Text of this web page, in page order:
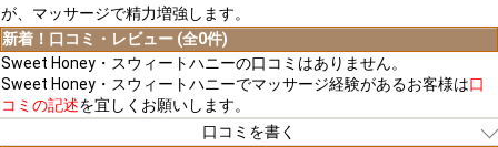
が、マッサージで精力増強します。
新着！口コミ・レビュー (全0件)
Sweet Honey・スウィートハニーの口コミはありません。
Sweet Honey・スウィートハニーでマッサージ経験があるお客様は口
コミの記述を宜しくお願いします。
口コミを書く